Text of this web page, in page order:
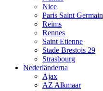
Nice
Paris Saint Germain
Reims
Rennes
Saint Etienne
Stade Brestois 29
Strasbourg
Nederländerna
Ajax
AZ Alkmaar